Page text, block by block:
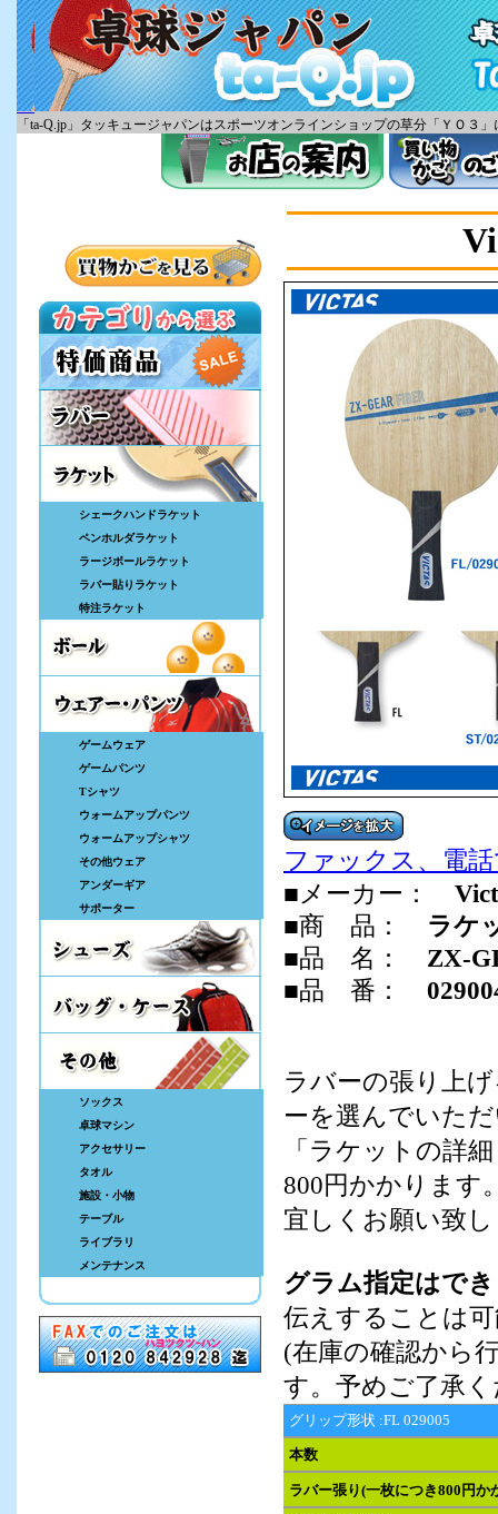
「ta-Q.jp」タッキュージャパンはスポーツオンラインショップの草分「ＹＯ３
シェークハンドラケット
ペンホルダラケット
ラージボールラケット
ラバー貼りラケット
特注ラケット
ゲームウェア
ゲームパンツ
Tシャツ
ウォームアップパンツ
ウォームアップシャツ
その他ウェア
アンダーギア
サポーター
ソックス
卓球マシン
アクセサリー
タオル
施設・小物
テーブル
ライブラリ
メンテナンス
ファックス、電
■メーカー：
■商 品： ラケ
■品 名： ZX-
■品 番：
ラバーの張り上
ーを選んでいた
「ラケットの詳
800円かかります
宜しくお願い致
グラム指定はで
伝えすることは
(在庫の確認から
す。予めご了承
グリップ形状 :FL 029005
本数
ラバー張り(一枚につき800円か